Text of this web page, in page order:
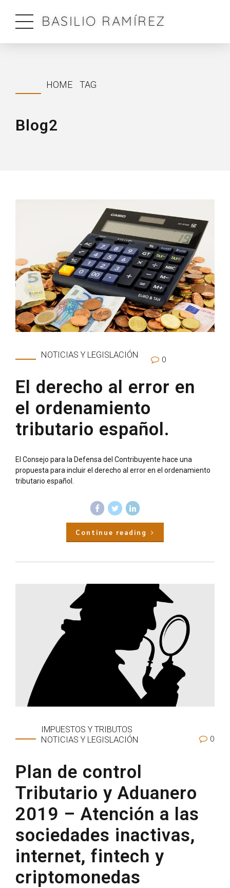
BASILIO RAMÍREZ
HOME TAG
Blog2
NOTICIAS Y LEGISLACIÓN 0
El derecho al error en
el ordenamiento
tributario español.
El Consejo para la Defensa del Contribuyente hace una
propuesta para incluir el derecho al error en el ordenamiento
tributario español.
Continue reading
IMPUESTOS Y TRIBUTOS
NOTICIAS Y LEGISLACIÓN
0
Plan de control
Tributario y Aduanero
2019 – Atención a las
sociedades inactivas,
internet, fintech y
criptomonedas